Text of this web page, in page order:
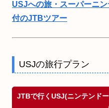
USJへの旅・スーパーニ
付のJTBツアー
USJの旅行プラン
JTBで行くUSJ(ニンテンド